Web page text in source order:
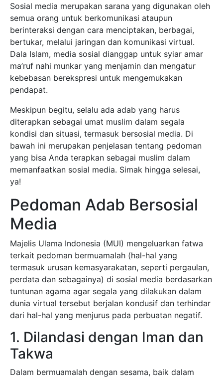
Sosial media merupakan sarana yang digunakan oleh
semua orang untuk berkomunikasi ataupun
berinteraksi dengan cara menciptakan, berbagai,
bertukar, melalui jaringan dan komunikasi virtual.
Dala Islam, media sosial dianggap untuk syiar amar
ma’ruf nahi munkar yang menjamin dan mengatur
kebebasan berekspresi untuk mengemukakan
pendapat.
Meskipun begitu, selalu ada adab yang harus
diterapkan sebagai umat muslim dalam segala
kondisi dan situasi, termasuk bersosial media. Di
bawah ini merupakan penjelasan tentang pedoman
yang bisa Anda terapkan sebagai muslim dalam
memanfaatkan sosial media. Simak hingga selesai,
ya!
Pedoman Adab Bersosial
Media
Majelis Ulama Indonesia (MUI) mengeluarkan fatwa
terkait pedoman bermuamalah (hal-hal yang
termasuk urusan kemasyarakatan, seperti pergaulan,
perdata dan sebagainya) di sosial media berdasarkan
tuntunan agama agar segala yang dilakukan dalam
dunia virtual tersebut berjalan kondusif dan terhindar
dari hal-hal yang menjurus pada perbuatan negatif.
1. Dilandasi dengan Iman dan
Takwa
Dalam bermuamalah dengan sesama, baik dalam